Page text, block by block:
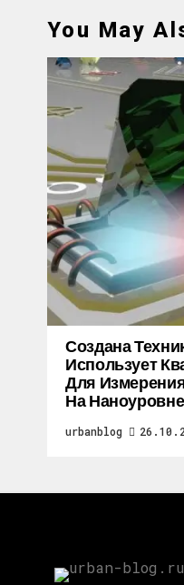
You May
Создана
Использует
Для
На Наноуровне
urbanblog